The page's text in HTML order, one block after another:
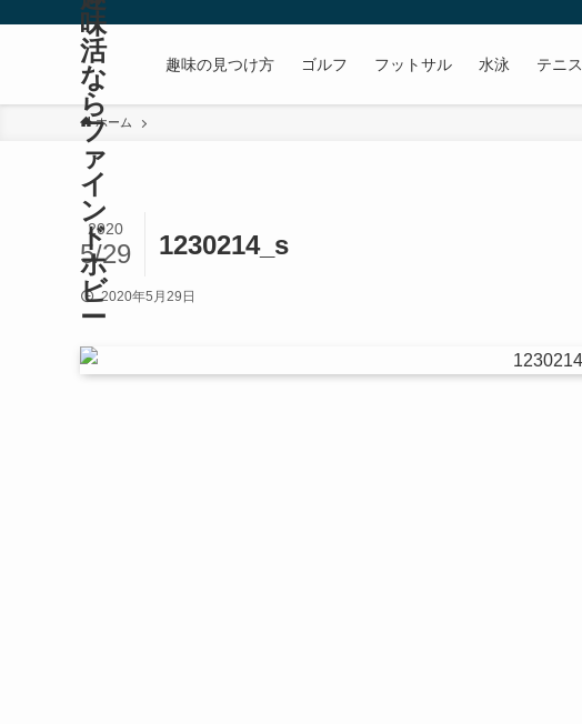
味
活
な
ら
フ
ァ
イ
ン
ド
ホ
ビ
ー
趣味の見つけ方 ゴルフ フットサル 水泳 テニス
ホーム
1230214_s
2020
5/29
2020年5月29日